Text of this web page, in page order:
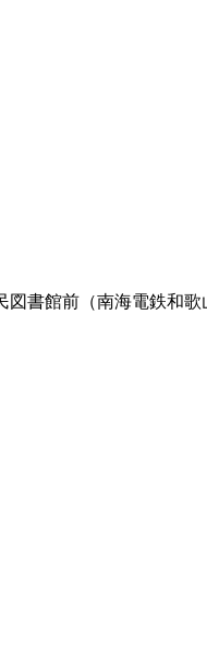
書館前（南海電鉄和歌